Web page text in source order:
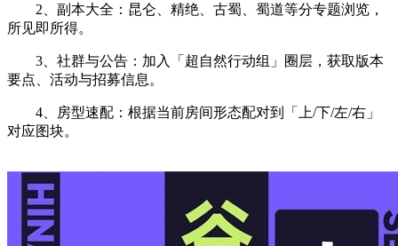
2、副本大全：昆仑、精绝、古蜀、蜀道等分专题浏览，
所见即所得。
3、社群与公告：加入「超自然行动组」圈层，获取版本
要点、活动与招募信息。
4、房型速配：根据当前房间形态配对到「上/下/左/右」
对应图块。